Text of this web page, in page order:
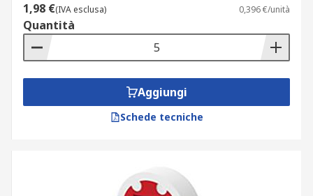
1,98 €(IVA esclusa) 0,396 €/unità
Quantità
Aggiungi
Schede tecniche